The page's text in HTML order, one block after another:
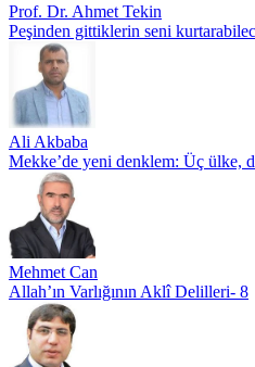
Prof. Dr. Ahmet Tekin
Peşinden gittiklerin seni
Ali Akbaba
Mekke’de yeni denklem: Üç ülke,
Mehmet Can
Allah’ın Varlığının Aklî Delilleri- 8